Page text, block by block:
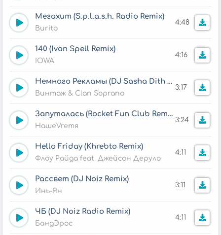
Мегахит (S.p.l.a.s.h. Radio Remix)
Burito
4:48
140 (Ivan Spell Remix)
IOWA
4:16
Немного Рекламы (DJ Sasha Dith Official Remix)
Винтаж & Clan Soprano
3:17
Запуталась (Rocket Fun Club Remix)
НашеVremя
3:24
Hello Friday (Khrebto Remix)
Флоу Райда feat. Джейсон Деруло
4:11
Рассвет (DJ Noiz Remix)
Инь-Ян
3:11
ЧБ (DJ Noiz Radio Remix)
БандЭрос
4:11